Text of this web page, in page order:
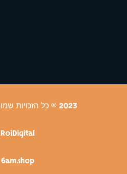
2023 © כל הזכויות שמורות ל Buy24
RoiDigital
6am.shop